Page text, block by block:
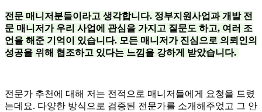
전문 매니저분들이라고 생각합니다. 정부지원사업과 개발 전
문 매니저가 우리 사업에 관심을 가지고 질문도 하고, 여러 조
언을 해준 기억이 있습니다. 모든 매니저가 진심으로 의뢰인의
성공을 위해 협조하고 있다는 느낌을 강하게 받았습니다.
전문가 추천에 대해 저는 전적으로 매니저들에게 요청을 드렸
는데요. 다양한 방식으로 검증된 전문가를 소개해주었고 그 안